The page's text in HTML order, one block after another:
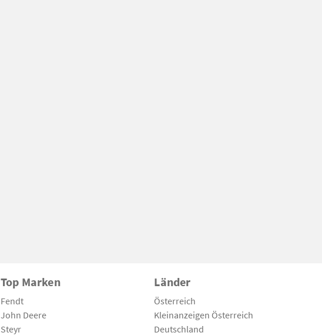
Top Marken
Fendt
John Deere
Steyr
Länder
Österreich
Kleinanzeigen Österreich
Deutschland